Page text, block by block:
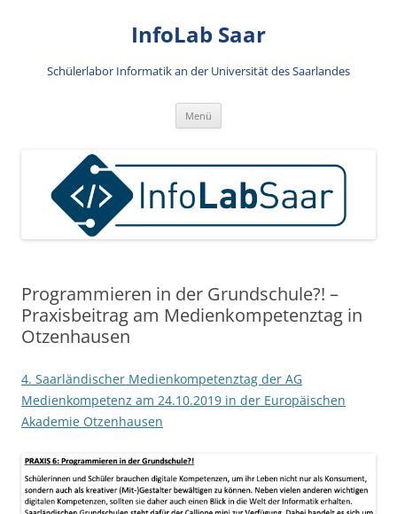
InfoLab Saar
Schülerlabor Informatik an der Universität des Saarlandes
Menü
Programmieren in der Grundschule?! –
Praxisbeitrag am Medienkompetenztag in
Otzenhausen
4. Saarländischer Medienkompetenztag der AG
Medienkompetenz am 24.10.2019 in der Europäischen
Akademie Otzenhausen